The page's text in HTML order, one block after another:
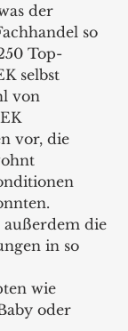
der
so
Top-
selbst
von
vor, die
die
in so
wie
oder